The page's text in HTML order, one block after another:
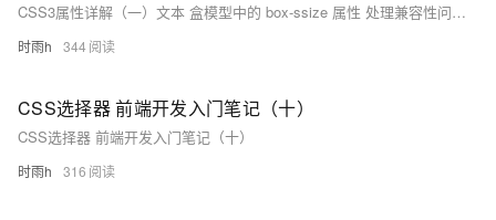
CSS3属性详解（一）文本 盒模型中的 box-ssize 属性 处理兼容性问题：私有前缀 边框 背景属性 渐变 前端开发入门笔记（七）
时雨h 344
CSS选择器 前端开发入门笔记（十）
CSS选择器 前端开发入门笔记（十）
时雨h 316